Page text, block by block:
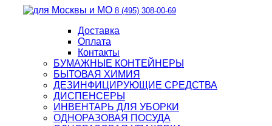
8 (495) 308-00-69
Доставка
Оплата
Контакты
БУМАЖНЫЕ КОНТЕЙНЕРЫ
БЫТОВАЯ ХИМИЯ
ДЕЗИНФИЦИРУЮЩИЕ СРЕДСТВА
ДИСПЕНСЕРЫ
ИНВЕНТАРЬ ДЛЯ УБОРКИ
ОДНОРАЗОВАЯ ПОСУДА